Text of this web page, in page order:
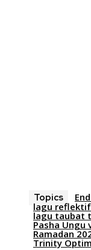
Topics
lagu reflektif
lagu taubat
Pasha Ungu
Ramadan
Trinity